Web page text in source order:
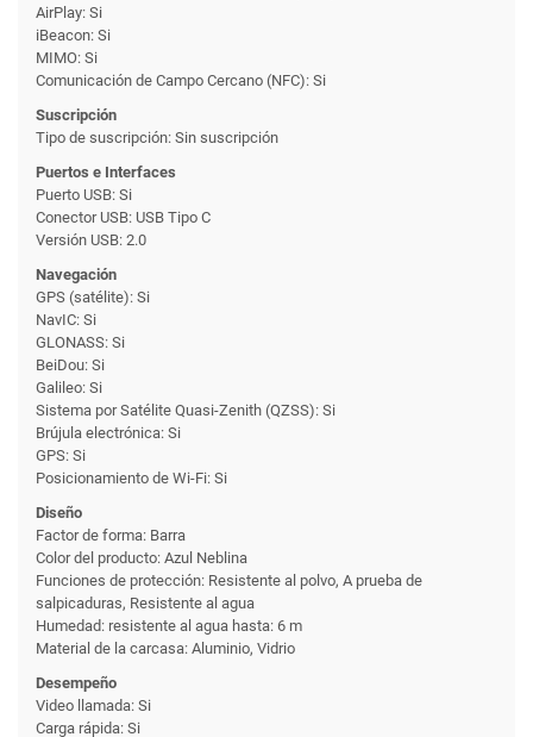
AirPlay: Si
iBeacon: Si
MIMO: Si
Comunicación de Campo Cercano (NFC): Si
Suscripción
Tipo de suscripción: Sin suscripción
Puertos e Interfaces
Puerto USB: Si
Conector USB: USB Tipo C
Versión USB: 2.0
Navegación
GPS (satélite): Si
NavIC: Si
GLONASS: Si
BeiDou: Si
Galileo: Si
Sistema por Satélite Quasi-Zenith (QZSS): Si
Brújula electrónica: Si
GPS: Si
Posicionamiento de Wi-Fi: Si
Diseño
Factor de forma: Barra
Color del producto: Azul Neblina
Funciones de protección: Resistente al polvo, A prueba de
salpicaduras, Resistente al agua
Humedad: resistente al agua hasta: 6 m
Material de la carcasa: Aluminio, Vidrio
Desempeño
Video llamada: Si
Carga rápida: Si